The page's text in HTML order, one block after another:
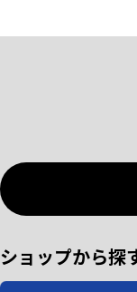
ショップから探